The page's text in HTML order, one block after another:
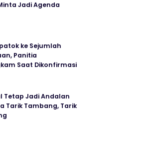
Jadi Agenda
ke Sejumlah
Panitia
Saat Dikonfirmasi
Tetap Jadi Andalan
Tarik Tambang, Tarik